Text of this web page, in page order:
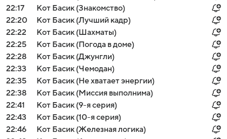
22:17
Кот Басик (Знакомство)
22:20
Кот Басик (Лучший кадр)
22:22
Кот Басик (Шахматы)
22:25
Кот Басик (Погода в доме)
22:28
Кот Басик (Джунгли)
22:33
Кот Басик (Чемодан)
22:35
Кот Басик (Не хватает энергии)
22:38
Кот Басик (Миссия выполнима)
22:41
Кот Басик (9-я серия)
22:43
Кот Басик (10-я серия)
22:46
Кот Басик (Железная логика)